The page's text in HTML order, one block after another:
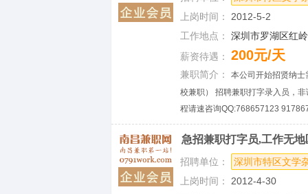
上岗时间： 2012-5-2
工作地点： 深圳市罗湖区红
薪资待遇： 200元/天
兼职简介： 本公司开始招贤纳
校兼职） 招聘兼职打字录入员，
程请速咨询QQ:768657123
急招兼职打字员,工作无地
招聘单位：
深圳市特区文学
上岗时间： 2012-4-30